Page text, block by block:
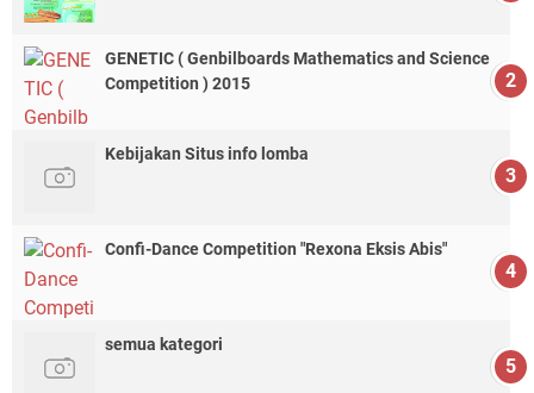
GENETIC ( Genbilboards Mathematics and Science
Competition ) 2015
Kebijakan Situs info lomba
Confi-Dance Competition "Rexona Eksis Abis"
semua kategori